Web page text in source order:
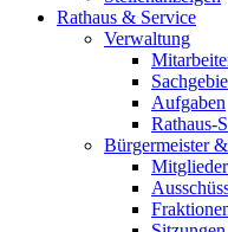
Rathaus & Service
Verwaltung
Aufgaben
Rathaus-
Bürgermeister
Mitglieder